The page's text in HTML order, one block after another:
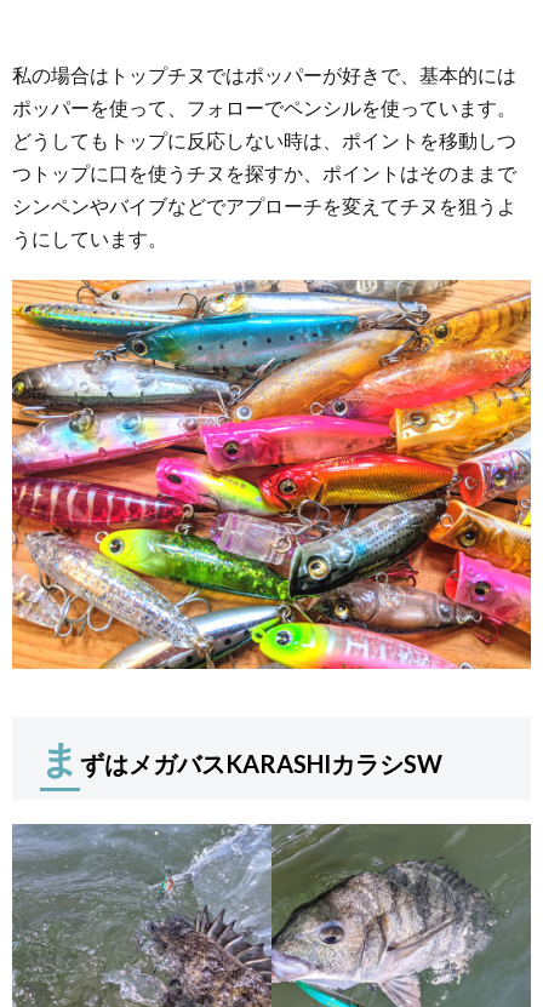
私の場合はトップチヌではポッパーが好きで、基本的には
ポッパーを使って、フォローでペンシルを使っています。
どうしてもトップに反応しない時は、ポイントを移動しつ
つトップに口を使うチヌを探すか、ポイントはそのままで
シンペンやバイブなどでアプローチを変えてチヌを狙うよ
うにしています。
ま ずはメガバスKARASHIカラシSW